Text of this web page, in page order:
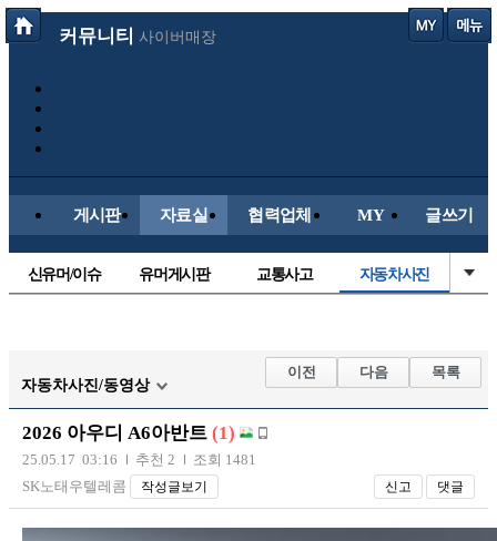
커뮤니티 사이버매장
게시판 자료실 협력업체 MY 글쓰기
신유머/이슈 유머게시판 교통사고 자동차사진
자유사진 군사/무기
트럭/버스 항공/해운/철도
장착시공사진
자동차사진/동영상
이전 다음 목록
2026 아우디 A6아반트 (1)
25.05.17 03:16 추천 2
조회 1481
SK노태우텔레콤
작성글보기 신고 댓글